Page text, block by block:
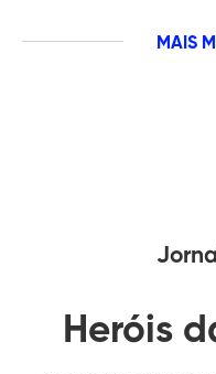
MAIS
Heróis